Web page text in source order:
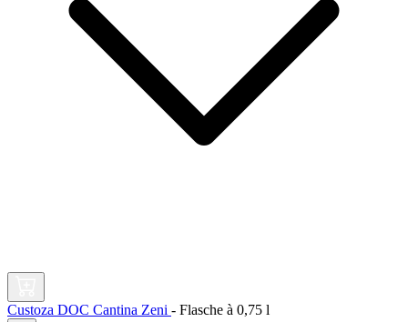
Custoza DOC Cantina Zeni - Flasche à 0,75 l